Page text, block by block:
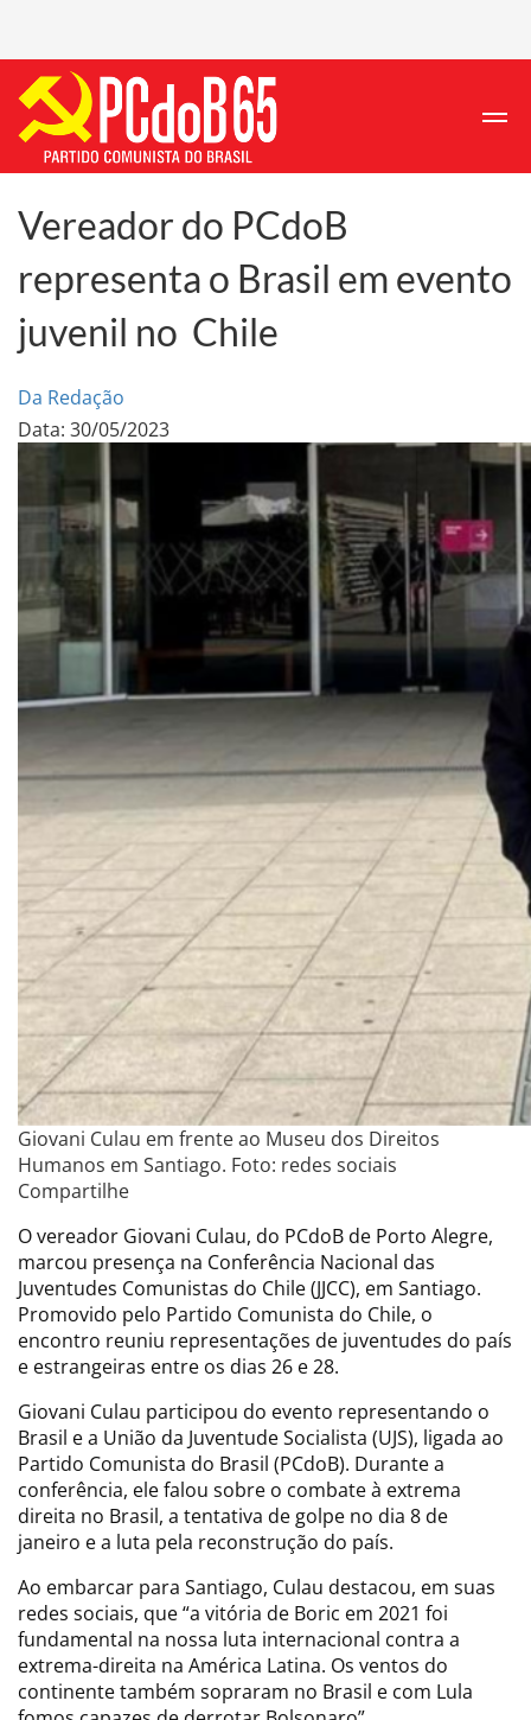
Vereador do PCdoB
representa o Brasil em evento
juvenil no Chile
Da Redação
Data: 30/05/2023
Giovani Culau em frente ao Museu dos Direitos
Humanos em Santiago. Foto: redes sociais
Compartilhe
O vereador Giovani Culau, do PCdoB de Porto Alegre,
marcou presença na Conferência Nacional das
Juventudes Comunistas do Chile (JJCC), em Santiago.
Promovido pelo Partido Comunista do Chile, o
encontro reuniu representações de juventudes do país
e estrangeiras entre os dias 26 e 28.
Giovani Culau participou do evento representando o
Brasil e a União da Juventude Socialista (UJS), ligada ao
Partido Comunista do Brasil (PCdoB). Durante a
conferência, ele falou sobre o combate à extrema
direita no Brasil, a tentativa de golpe no dia 8 de
janeiro e a luta pela reconstrução do país.
Ao embarcar para Santiago, Culau destacou, em suas
redes sociais, que “a vitória de Boric em 2021 foi
fundamental na nossa luta internacional contra a
extrema-direita na América Latina. Os ventos do
continente também sopraram no Brasil e com Lula